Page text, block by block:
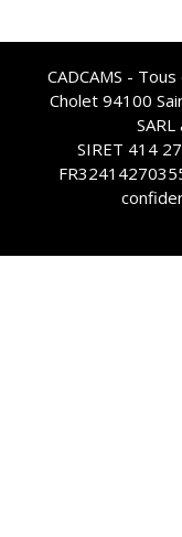
CADCAMS -
Cholet 94100
SIRET 414